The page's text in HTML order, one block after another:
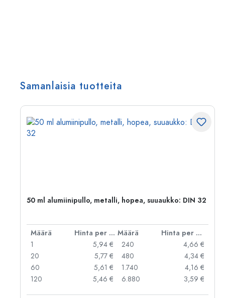
Samanlaisia tuotteita
50 ml alumiinipullo, metalli, hopea, suuaukko: DIN 32
Määrä Hinta per kpl Määrä
Hinta per kpl
1
5,94 €
20
5,77 €
60
5,61 €
120
5,46 €
240
4,66 €
480
4,34 €
1.740
4,16 €
6.880
3,59 €